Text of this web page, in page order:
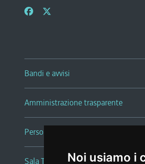
Noi usiamo i
Bandi e avvisi
Amministrazione trasparente
Persone e Uffici
Sala Tiziano Tessitori